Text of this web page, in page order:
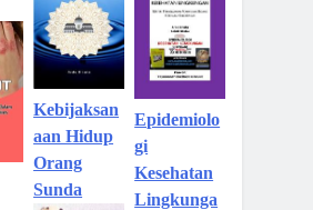
Kebijaksan
aan Hidup
Orang
Sunda
Epidemiolo
gi
Kesehatan
Lingkunga